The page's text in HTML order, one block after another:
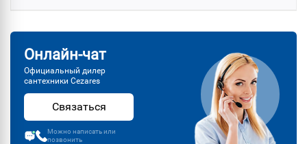
Онлайн-чат
Официальный дилер
сантехники Cezares
Связаться
Можно написать или
позвонить